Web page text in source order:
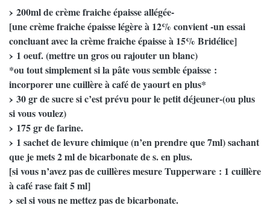
200ml de crème fraiche épaisse allégée-
[une crème fraiche épaisse légère à 12% convient -un essai
concluant avec la crème fraiche épaisse à 15% Bridélice]
1 oeuf. (mettre un gros ou rajouter un blanc)
*ou tout simplement si la pâte vous semble épaisse :
incorporer une cuillère à café de yaourt en plus*
30 gr de sucre si c’est prévu pour le petit déjeuner-(ou plus
si vous voulez)
175 gr de farine.
1 sachet de levure chimique (n’en prendre que 7ml) sachant
que je mets 2 ml de bicarbonate de s. en plus.
[si vous n’avez pas de cuillères mesure Tupperware : 1 cuillère
à café rase fait 5 ml]
sel si vous ne mettez pas de bicarbonate.